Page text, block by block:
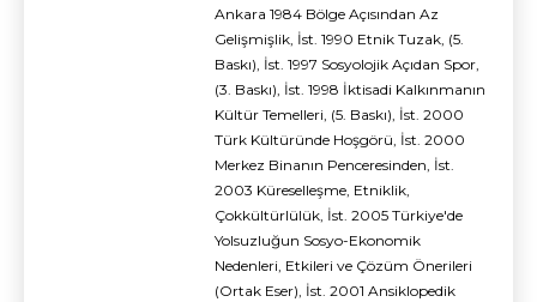
Ankara 1984 Bölge Açısından Az
Gelişmişlik, İst. 1990 Etnik Tuzak, (5.
Baskı), İst. 1997 Sosyolojik Açıdan Spor,
(3. Baskı), İst. 1998 İktisadi Kalkınmanın
Kültür Temelleri, (5. Baskı), İst. 2000
Türk Kültüründe Hoşgörü, İst. 2000
Merkez Binanın Penceresinden, İst.
2003 Küreselleşme, Etniklik,
Çokkültürlülük, İst. 2005 Türkiye'de
Yolsuzluğun Sosyo-Ekonomik
Nedenleri, Etkileri ve Çözüm Önerileri
(Ortak Eser), İst. 2001 Ansiklopedik